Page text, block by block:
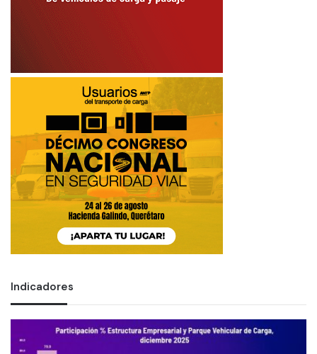
Indicadores